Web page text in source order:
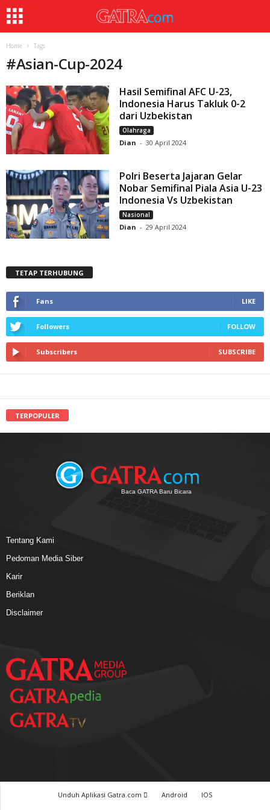
Home Tags
#Asian-Cup-2024
Hasil Semifinal AFC U-23,
Indonesia Harus Takluk 0-2
dari Uzbekistan
Olahraga
Dian - 30 April 2024
Polri Beserta Jajaran Gelar
Nobar Semifinal Piala Asia U-23
Indonesia Vs Uzbekistan
Nasional
Dian - 29 April 2024
TETAP TERHUBUNG
Fans LIKE
Followers FOLLOW
Subscribers SUBSCRIBE
TERPOPULER
Baca GATRA Baru Bicara
Tentang Kami
Pedoman Media Siber
Karir
Beriklan
Disclaimer
Unduh Aplikasi Gatra.com Android
IOS